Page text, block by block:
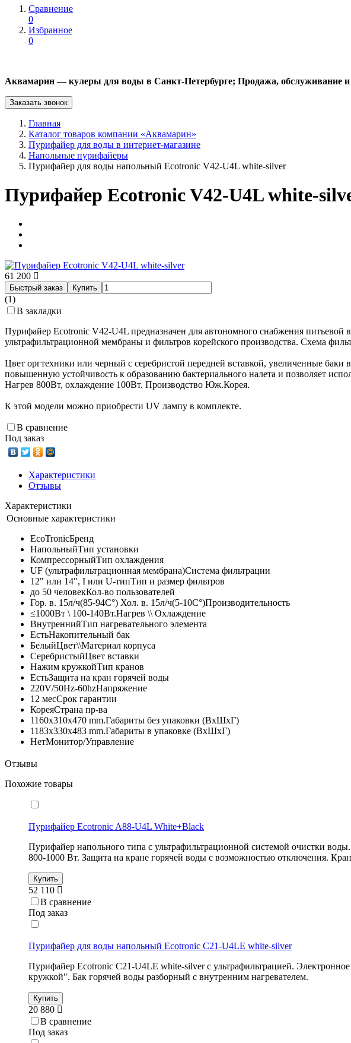
Сравнение
0
Избранное
0
Аквамарин — кулеры для воды в Санкт-Петербурге; Продажа, обслуживание
Заказать звонок
Главная
Каталог товаров компании «Аквамарин»
Пурифайер для воды в интернет-магазине
Напольные пурифайеры
Пурифайер для воды напольный Ecotronic V42-U4L white-silver
Пурифайер Ecotronic V42-U4L white-
61 200
Быстрый заказ Купить
(1)
В закладки
Пурифайер Ecotronic V42-U4L предназначен для автономного снабжения
ультрафильтрационной мембраны и фильтров корейского производства. Схема
Цвет оргтехники или черный с серебристой передней вставкой, увеличенные
повышенную устойчивость к образованию бактериального налета и позволяет
Нагрев 800Вт, охлаждение 100Вт. Производство Юж.Корея.
К этой модели можно приобрести UV лампу в комплекте.
В сравнение
Под заказ
Характеристики
Отзывы
Характеристики
Основные характеристики
EcoTronicБренд
НапольныйТип установки
КомпрессорныйТип охлаждения
UF (ультрафильтрационная мембрана)Система фильтрации
12" или 14", I или U-типТип и размер фильтров
до 50 человекКол-во пользователей
Гор. в. 15л/ч(85-94C°) Хол. в. 15л/ч(5-10C°)Производительность
≤1000Вт \ 100-140Вт.Нагрев \\ Охлаждение
ВнутреннийТип нагревательного элемента
ЕстьНакопительный бак
БелыйЦвет\\Материал корпуса
СеребристыйЦвет вставки
Нажим кружкойТип кранов
ЕстьЗащита на кран горячей воды
220V/50Hz-60hzНапряжение
12 месСрок гарантии
КореяСтрана пр-ва
1160x310x470 mm.Габариты без упаковки (ВxШxГ)
1183x330x483 mm.Габариты в упаковке (ВxШxГ)
НетМонитор/Управление
Отзывы
Похожие товары
Пурифайер Ecotronic A88-U4L White+Black
Пурифайер напольного типа с ультрафильтрационной системой очистки
800-1000 Вт. Защита на кране горячей воды с возможностью отключения.
Купить
52 110
В сравнение
Под заказ
Пурифайер для воды напольный Ecotronic C21-U4LE white-silver
Пурифайер Ecotronic C21-U4LE white-silver с ультрафильтрацией.
кружкой". Бак горячей воды разборный с внутренним нагревателем.
Купить
20 880
В сравнение
Под заказ